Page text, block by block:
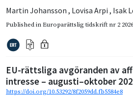
Martin Johansson , Lovisa Arpi , Isak
Published inEuroparättslig tidskrift nr 2 2026
EU-rättsliga avgöranden av
intresse – augusti–oktober
https://doi.org/10.53292/8f2059dd.fb5584e8